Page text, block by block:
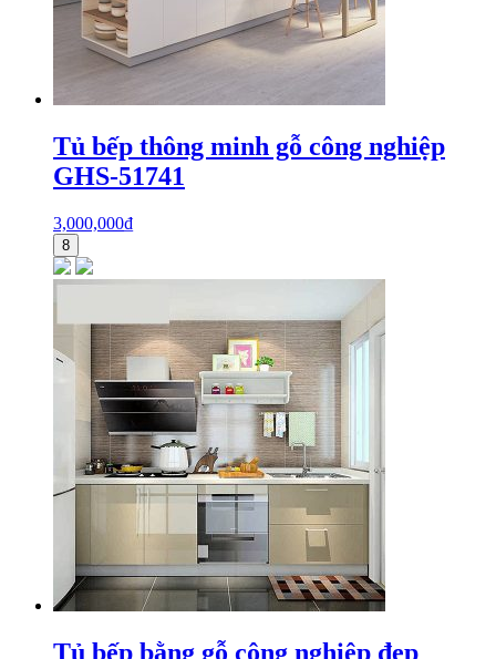
Tủ bếp thông minh gỗ công nghiệp
GHS-51741
3,000,000₫
8
Tủ bếp bằng gỗ công nghiệp đẹp